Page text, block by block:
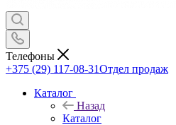
Телефоны
+375 (29) 117-08-31Отдел продаж
Каталог
Назад
Каталог